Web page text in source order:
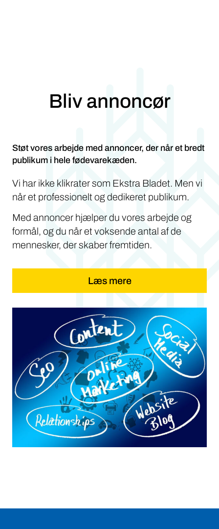
Bliv annoncør
Støt vores arbejde med annoncer, der når et bredt
publikum i hele fødevarekæden.
Vi har ikke klikrater som Ekstra Bladet. Men vi
når et professionelt og dedikeret publikum.
Med annoncer hjælper du vores arbejde og
formål, og du når et voksende antal af de
mennesker, der skaber fremtiden.
Læs mere